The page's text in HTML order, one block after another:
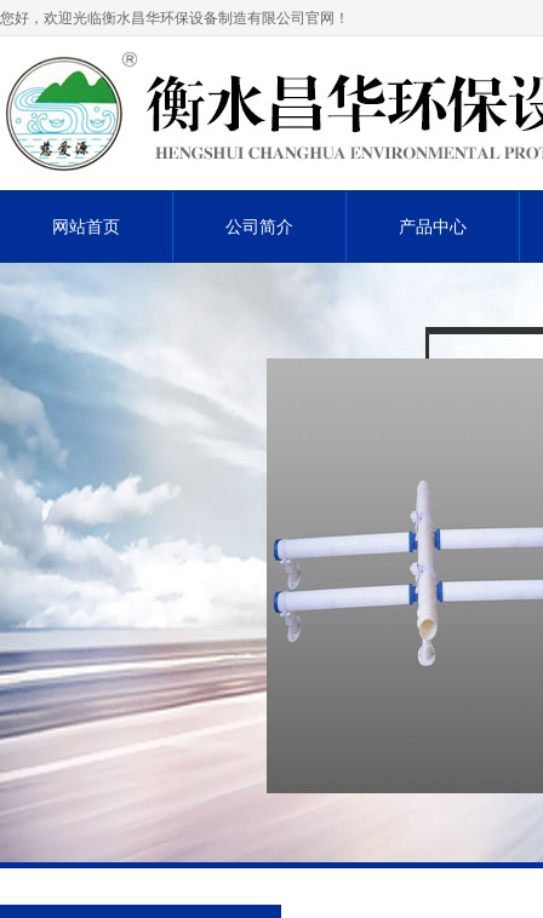
您好，欢迎光临衡水昌华环保设备制造有限公司官网！
网站首页 公司简介 产品中心